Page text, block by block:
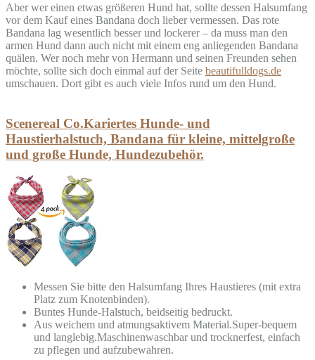
Aber wer einen etwas größeren Hund hat, sollte dessen Halsumfang
vor dem Kauf eines Bandana doch lieber vermessen. Das rote
Bandana lag wesentlich besser und lockerer – da muss man den
armen Hund dann auch nicht mit einem eng anliegenden Bandana
quälen. Wer noch mehr von Hermann und seinen Freunden sehen
möchte, sollte sich doch einmal auf der Seite beautifulldogs.de
umschauen. Dort gibt es auch viele Infos rund um den Hund.
Scenereal Co.Kariertes Hunde- und
Haustierhalstuch, Bandana für kleine, mittelgroße
und große Hunde, Hundezubehör.
Messen Sie bitte den Halsumfang Ihres Haustieres (mit extra
Platz zum Knotenbinden).
Buntes Hunde-Halstuch, beidseitig bedruckt.
Aus weichem und atmungsaktivem Material.Super-bequem
und langlebig.Maschinenwaschbar und trocknerfest, einfach
zu pflegen und aufzubewahren.